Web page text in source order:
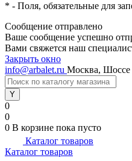
* - Поля, обязательные для
Сообщение отправлено
Ваше сообщение успешно
Вами свяжется наш
Закрыть окно
info@arbalet.ru Москва, Шоссе
0
0
0 В корзине пока пусто
Каталог товаров
Каталог товаров